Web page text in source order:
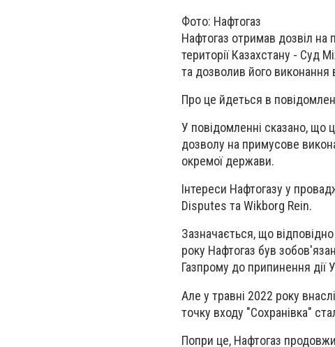
Фото: Нафтогаз
Нафтогаз отримав дозвіл на
території Казахстану - Суд
та дозволив його виконання
Про це йдеться в
У повідомленні сказано, що
дозволу на примусове
окремої держави.
Інтереси Нафтогазу у
Disputes та Wikborg Rein.
Зазначається, що
року Нафтогаз був
Газпрому до припинення дії
Але у травні 2022 року
точку входу "Сохранівка"
Попри це, Нафтогаз